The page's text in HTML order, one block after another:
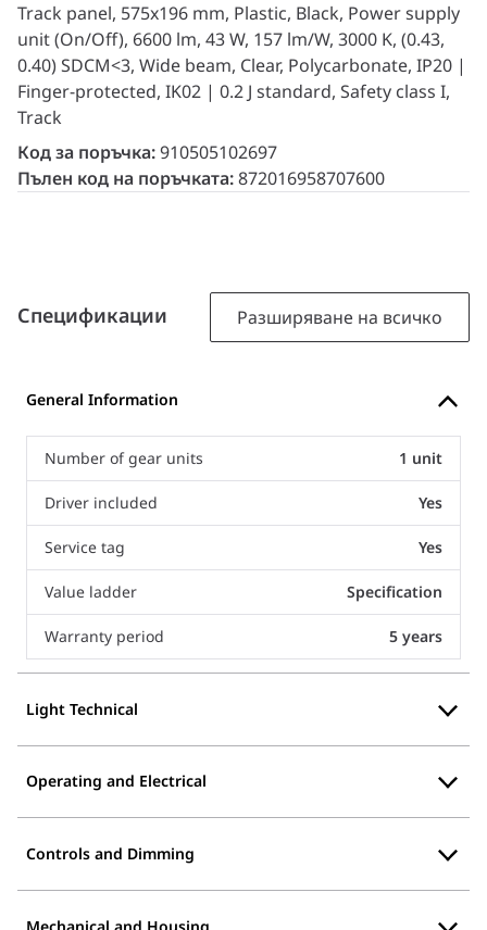
Track panel, 575x196 mm, Plastic, Black, Power supply
unit (On/Off), 6600 lm, 43 W, 157 lm/W, 3000 K, (0.43,
0.40) SDCM<3, Wide beam, Clear, Polycarbonate, IP20 |
Finger-protected, IK02 | 0.2 J standard, Safety class I,
Track
Код за поръчка:910505102697
Пълен код на поръчката:872016958707600
Спецификации Разширяване на всичко
General Information
Number of gear units 1 unit
Driver included Yes
Service tag Yes
Value ladder Specification
Warranty period 5 years
Light Technical
Operating and Electrical
Controls and Dimming